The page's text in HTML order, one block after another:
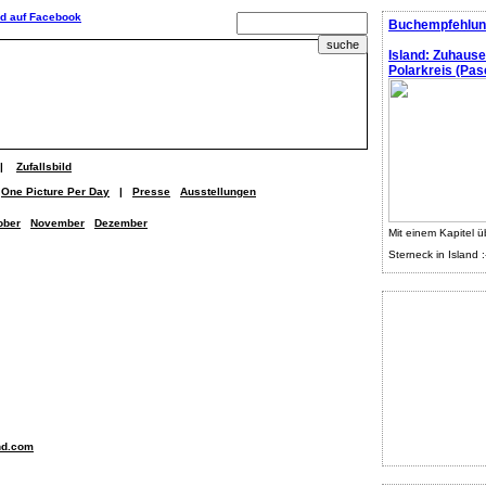
Island:
Polarkreis
Mit einem Kapitel
Sterneck in Island
| Zufallsbild
One Picture Per Day | Presse Ausstellungen
November Dezember